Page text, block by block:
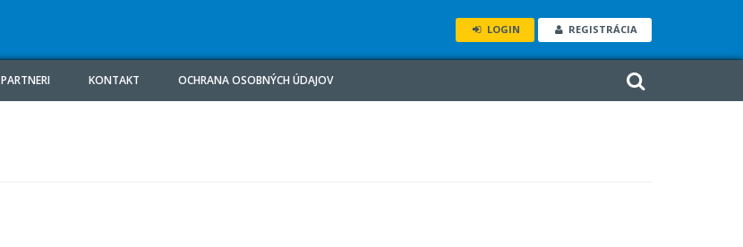
LOGIN REGISTRÁCIA
PARTNERI KONTAKT OCHRANA OSOBNÝCH ÚDAJOV